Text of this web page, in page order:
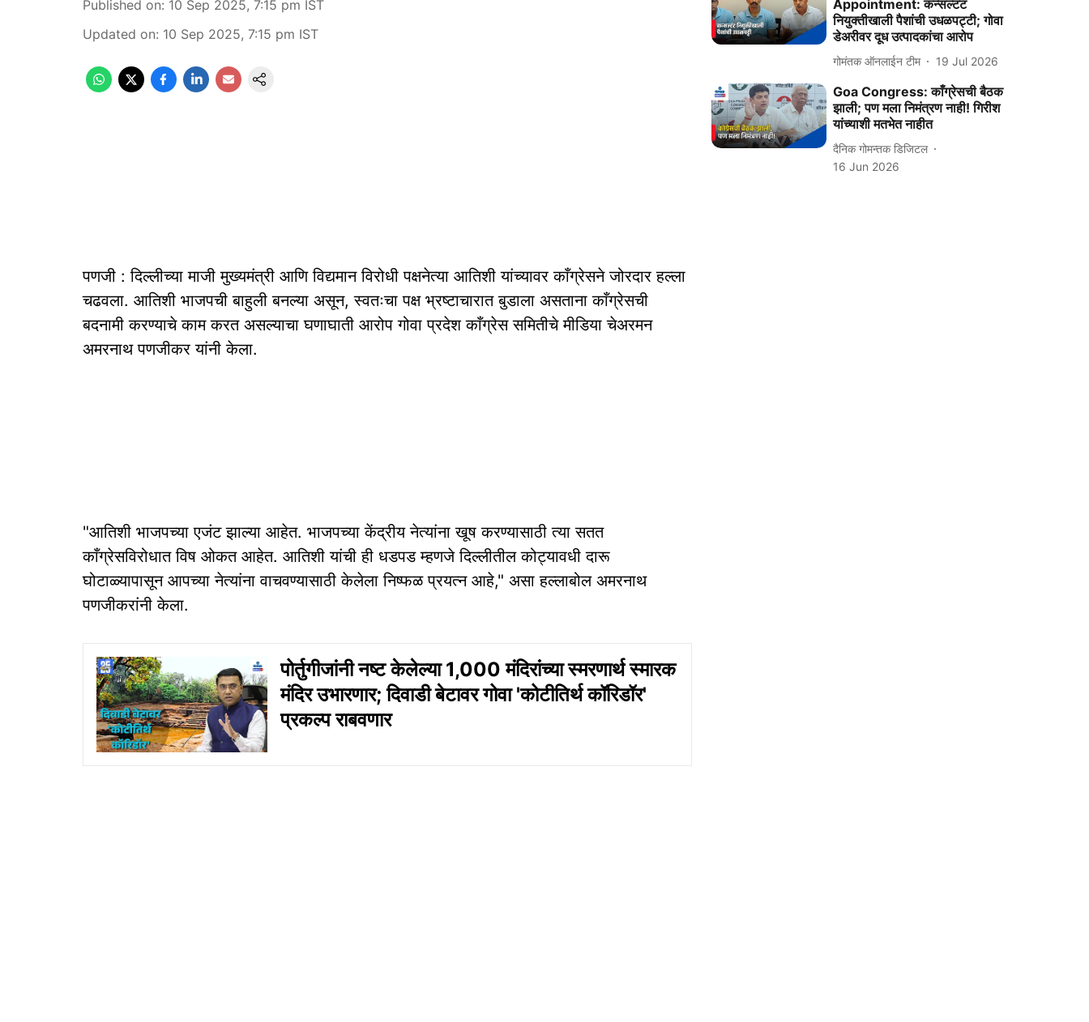
Published on: 10 Sep 2025, 7:15 pm IST
Updated on: 10 Sep 2025, 7:15 pm IST
पणजी : दिल्लीच्या माजी मुख्यमंत्री आणि विद्यमान विरोधी पक्षनेत्या आतिशी यांच्यावर काँग्रेसने जोरदार हल्ला
चढवला. आतिशी भाजपची बाहुली बनल्या असून, स्वतःचा पक्ष भ्रष्टाचारात बुडाला असताना काँग्रेसची
बदनामी करण्याचे काम करत असल्याचा घणाघाती आरोप गोवा प्रदेश काँग्रेस समितीचे मीडिया चेअरमन
अमरनाथ पणजीकर यांनी केला.
"आतिशी भाजपच्या एजंट झाल्या आहेत. भाजपच्या केंद्रीय नेत्यांना खूष करण्यासाठी त्या सतत
काँग्रेसविरोधात विष ओकत आहेत. आतिशी यांची ही धडपड म्हणजे दिल्लीतील कोट्यावधी दारू
घोटाळ्यापासून आपच्या नेत्यांना वाचवण्यासाठी केलेला निष्फळ प्रयत्न आहे," असा हल्लाबोल अमरनाथ
पणजीकरांनी केला.
पोर्तुगीजांनी नष्ट केलेल्या 1,000 मंदिरांच्या स्मरणार्थ स्मारक
मंदिर उभारणार; दिवाडी बेटावर गोवा 'कोटीतिर्थ कॉरिडॉर'
प्रकल्प राबवणार
Appointment: कन्सल्टंट
नियुक्तीखाली पैशांची उधळपट्टी; गोवा
डेअरीवर दूध उत्पादकांचा आरोप
गोमंतक ऑनलाईन टीम 19 Jul 2026
Goa Congress: काँग्रेसची बैठक
झाली; पण मला निमंत्रण नाही! गिरीश
यांच्याशी मतभेत नाहीत
दैनिक गोमन्तक डिजिटल
16 Jun 2026